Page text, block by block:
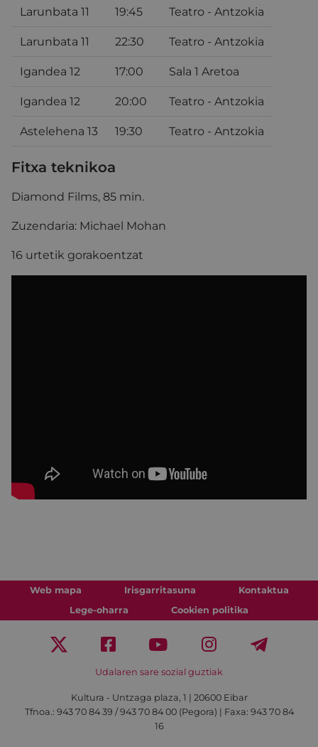
Larunbata 11 19:45 Teatro - Antzokia
Larunbata 11 22:30 Teatro - Antzokia
Igandea 12 17:00 Sala 1 Aretoa
Igandea 12 20:00 Teatro - Antzokia
Astelehena 13 19:30 Teatro - Antzokia
Fitxa teknikoa
Diamond Films, 85 min.
Zuzendaria: Michael Mohan
16 urtetik gorakoentzat
Web mapa Irisgarritasuna
Kontaktua
Lege-oharra
Cookien politika
Udalaren sare sozial guztiak
Kultura - Untzaga plaza, 1 | 20600 Eibar
Tfnoa.: 943 70 84 39 / 943 70 84 00 (Pegora) | Faxa: 943 70 84
16